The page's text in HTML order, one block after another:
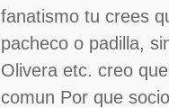
fanatismo tu crees
pacheco o padilla,
Olivera etc. creo
comun Por que